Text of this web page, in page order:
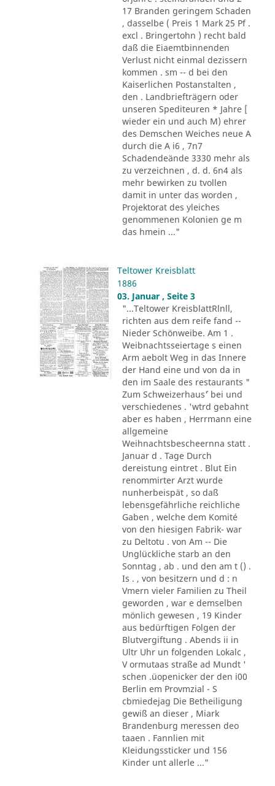
17 Branden geringem Schaden
, dasselbe ( Preis 1 Mark 25 Pf .
excl . Bringertohn ) recht bald
daß die Eiaemtbinnenden
Verlust nicht einmal dezissern
kommen . sm -- d bei den
Kaiserlichen Postanstalten ,
den . Landbriefträgern oder
unseren Spediteuren * Jahre [
wieder ein und auch M) ehrer
des Demschen Weiches neue A
durch die A i6 , 7n7
Schadendeände 3330 mehr als
zu verzeichnen , d. d. 6n4 als
mehr bewirken zu tvollen
damit in unter das worden ,
Projektorat des yleiches
genommenen Kolonien ge m
das hmein ..."
Teltower Kreisblatt
1886
03. Januar , Seite 3
"...Teltower KreisblattRlnll,
richten aus dem reife fand --
Nieder Schönweibe. Am 1 .
Weibnachtsseiertage s einen
Arm aebolt Weg in das Innere
der Hand eine und von da in
den im Saale des restaurants "
Zum Schweizerhaus´' bei und
verschiedenes . 'wtrd gebahnt
aber es haben , Herrmann eine
allgemeine
Weihnachtsbescheernna statt .
Januar d . Tage Durch
dereistung eintret . Blut Ein
renommirter Arzt wurde
nunherbeispät , so daß
lebensgefährliche reichliche
Gaben , welche dem Komité
von den hiesigen Fabrik- war
zu Deltotu . von Am -- Die
Unglückliche starb an den
Sonntag , ab . und den am t () .
Is . , von besitzern und d : n
Vmern vieler Familien zu Theil
geworden , war e demselben
mönlich gewesen , 19 Kinder
aus bedürftigen Folgen der
Blutvergiftung . Abends ii in
Ultr Uhr un folgenden Lokalc ,
V ormutaas straße ad Mundt '
schen .üopenicker der den i00
Berlin em Provmzial - S
cbmiedejag Die Betheiligung
gewiß an dieser , Miark
Brandenburg meressen deo
taaen . Fannlien mit
Kleidungssticker und 156
Kinder unt allerle ..."